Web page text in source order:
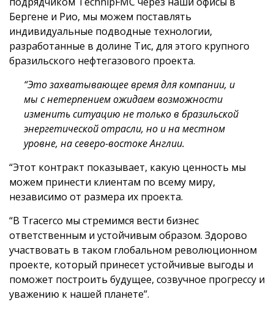
Бергене и Рио, мы можем поставлять
индивидуальные подводные технологии,
разработанные в долине Тис, для этого крупного
бразильского нефтегазового проекта.
“Это захватывающее время для компании, и
мы с нетерпением ожидаем возможности
изменить ситуацию не только в бразильской
энергетической отрасли, но и на местном
уровне, на северо-востоке Англии.
“Этот контракт показывает, какую ценность мы
можем принести клиентам по всему миру,
независимо от размера их проекта.
“В Tracerco мы стремимся вести бизнес
ответственным и устойчивым образом. Здорово
участвовать в таком глобальном революционном
проекте, который принесет устойчивые выгоды и
поможет построить будущее, созвучное прогрессу и
уважению к нашей планете”.